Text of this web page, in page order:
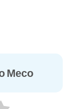
Месо